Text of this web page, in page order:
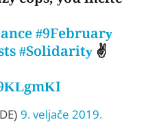
#9February
#Solidarity ✌
9. veljače 2019.